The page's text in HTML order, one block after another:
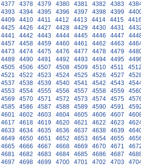
4377 4378 4379 4380 4381 4382 4383
4393 4394 4395 4396 4397 4398 4399
4409 4410 4411 4412 4413 4414 4415
4425 4426 4427 4428 4429 4430 4431
4441 4442 4443 4444 4445 4446 4447
4457 4458 4459 4460 4461 4462 4463
4473 4474 4475 4476 4477 4478 4479
4489 4490 4491 4492 4493 4494 4495
4505 4506 4507 4508 4509 4510 4511
4521 4522 4523 4524 4525 4526 4527
4537 4538 4539 4540 4541 4542 4543
4553 4554 4555 4556 4557 4558 4559
4569 4570 4571 4572 4573 4574 4575
4585 4586 4587 4588 4589 4590 4591
4601 4602 4603 4604 4605 4606 4607
4617 4618 4619 4620 4621 4622 4623
4633 4634 4635 4636 4637 4638 4639
4649 4650 4651 4652 4653 4654 4655
4665 4666 4667 4668 4669 4670 4671
4681 4682 4683 4684 4685 4686 4687
4697 4698 4699 4700 4701 4702 4703